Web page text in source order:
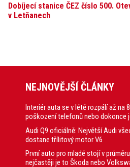
Dobíjecí stanice ČEZ číslo 500.
v Letňanech
NEJNOVĚJŠÍ ČLÁNKY
Interiér auta se v létě rozpálí až na
poškození telefonů nebo dokonce
Audi Q9 oficiálně: Největší Audi
dostane třílitový motor V6
První auto pro mladé stojí v
nejčastěji je to Škoda nebo